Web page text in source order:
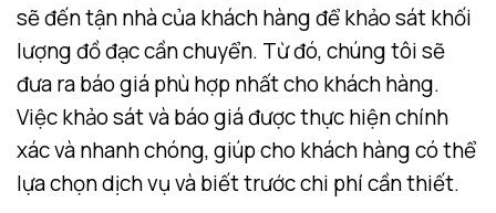
sẽ đến tận nhà của khách hàng để khảo sát khối
lượng đồ đạc cần chuyển. Từ đó, chúng tôi sẽ
đưa ra báo giá phù hợp nhất cho khách hàng.
Việc khảo sát và báo giá được thực hiện chính
xác và nhanh chóng, giúp cho khách hàng có thể
lựa chọn dịch vụ và biết trước chi phí cần thiết.